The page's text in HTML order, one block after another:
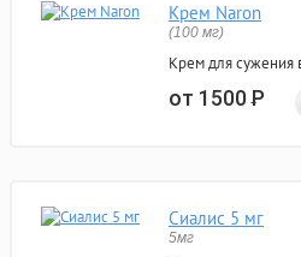
Крем Naron
(100 мг)
Крем для сужения
от 1500Р
Сиалис 5 мг
5мг